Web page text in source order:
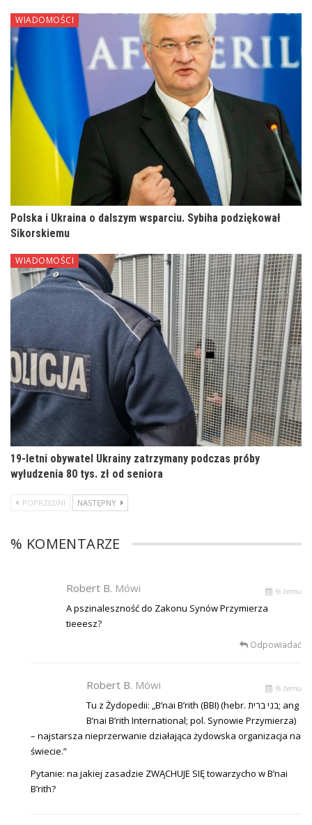
WIADOMOŚCI
Polska i Ukraina o dalszym wsparciu. Sybiha podziękował
Sikorskiemu
WIADOMOŚCI
19-letni obywatel Ukrainy zatrzymany podczas próby
wyłudzenia 80 tys. zł od seniora
POPRZEDNI NASTĘPNY
% KOMENTARZE
Robert B. Mówi % temu
A pszinaleszność do Zakonu Synów Przymierza
tieeesz?
Odpowiadać
Robert B. Mówi % temu
Tu z Żydopedii: „B’nai B’rith (BBI) (hebr. בני ברית; ang
B’nai B’rith International; pol. Synowie Przymierza)
– najstarsza nieprzerwanie działająca żydowska organizacja na
świecie.”
Pytanie: na jakiej zasadzie ZWĄCHUJE SIĘ towarzycho w B’nai
B’rith?